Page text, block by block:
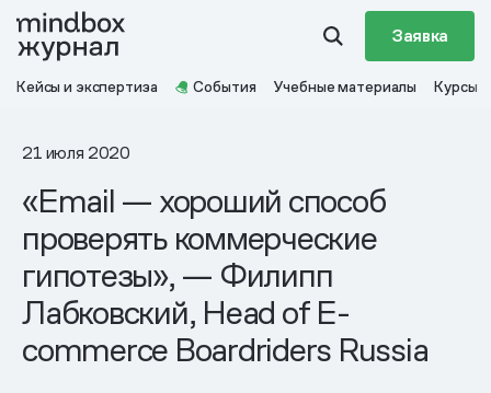
Заявка
Кейсы и экспертиза События Учебные материалы Курсы
21 июля 2020
«Email — хороший способ
проверять коммерческие
гипотезы», — Филипп
Лабковский, Head of E-
commerce Boardriders Russia